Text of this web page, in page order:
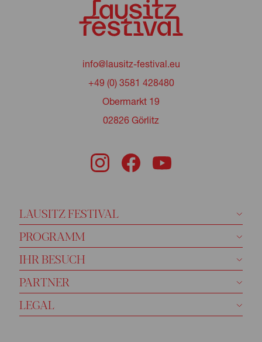
info@lausitz-festival.eu
+49 (0) 3581 428480
Obermarkt 19
02826 Görlitz
LAUSITZ FESTIVAL
PROGRAMM
IHR BESUCH
PARTNER
LEGAL